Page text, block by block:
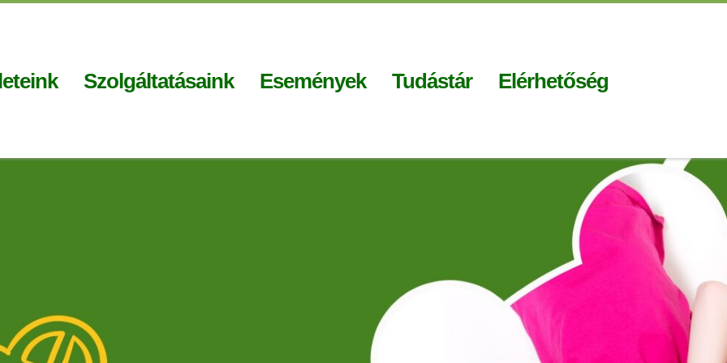
Szolgáltatásaink Események Tudástár Elérhetőség